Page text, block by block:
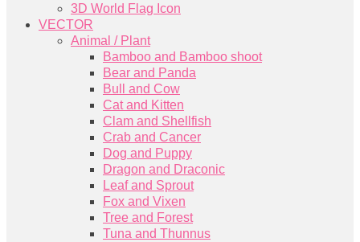
3D World Flag Icon
VECTOR
Animal / Plant
Bamboo and Bamboo shoot
Bear and Panda
Bull and Cow
Cat and Kitten
Clam and Shellfish
Crab and Cancer
Dog and Puppy
Dragon and Draconic
Leaf and Sprout
Fox and Vixen
Tree and Forest
Tuna and Thunnus